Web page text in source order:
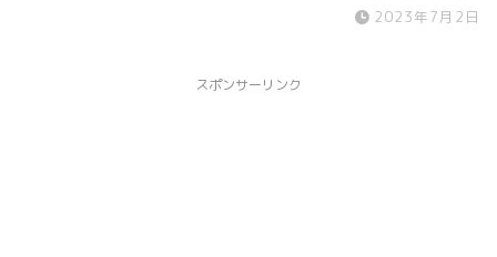
2023年7月2日
スポンサーリンク